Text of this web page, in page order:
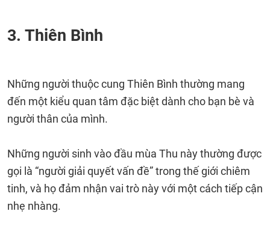
3. Thiên Bình
Những người thuộc cung Thiên Bình thường mang
đến một kiểu quan tâm đặc biệt dành cho bạn bè và
người thân của mình.
Những người sinh vào đầu mùa Thu này thường được
gọi là “người giải quyết vấn đề” trong thế giới chiêm
tinh, và họ đảm nhận vai trò này với một cách tiếp cận
nhẹ nhàng.